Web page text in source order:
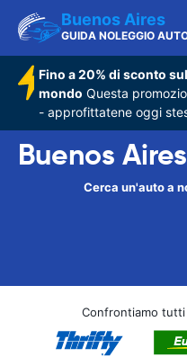
Buenos Aires
GUIDA NOLEGGIO
Fino a 20% di sconto
mondo Questa
- approfittatene oggi
Buenos
Cerca un'auto a
Confrontiamo